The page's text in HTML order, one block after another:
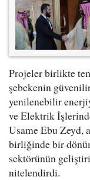
Projeler birlikte
şebekenin
yenilenebilir
ve Elektrik
Usame Ebu Zeyd,
birliğinde bir
sektörünün
nitelendirdi.